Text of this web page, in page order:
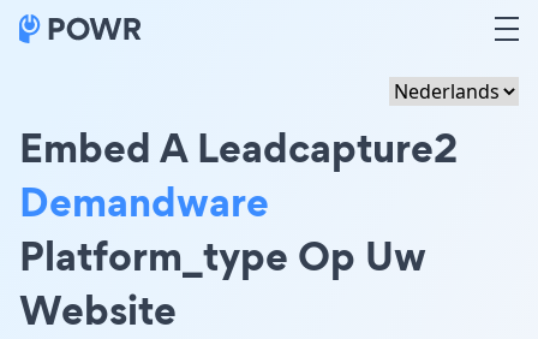
Embed A Leadcapture2
Demandware
Platform_type Op Uw
Website